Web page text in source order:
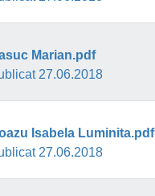
Marian.pdf
27.06.2018
Isabela Luminita.pdf
27.06.2018